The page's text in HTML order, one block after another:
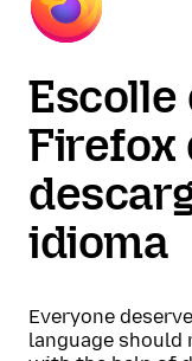
Escolle
Firefox
idioma
Everyone
language should